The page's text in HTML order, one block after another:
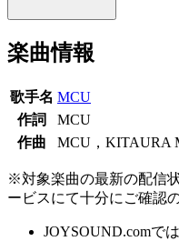
楽曲情報
歌手名 MCU
作詞
MCU
作曲
MCU，KITAURA
※対象楽曲の最新の配信
ービスにて十分にご確認
JOYSOUND.comで